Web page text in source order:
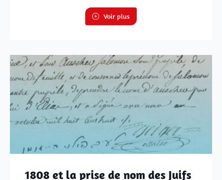
Voir plus
1808 et la prise de nom des Juifs